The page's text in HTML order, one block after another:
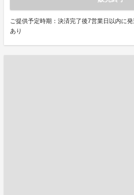
ご提供予定時期：決済完了後7営業日以内
あり